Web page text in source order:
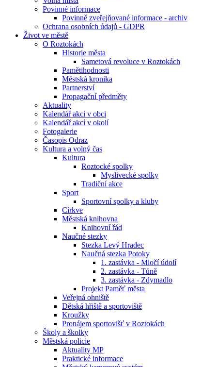
Povinné informace
Povinně zveřejňované informace - archiv
Ochrana osobních údajů - GDPR
Život ve městě
O Roztokách
Historie města
Sametová revoluce v Roztokách
Pamětihodnosti
Městská kronika
Partnerství
Propagační předměty
Aktuality
Kalendář akcí v obci
Kalendář akcí v okolí
Fotogalerie
Časopis Odraz
Kultura a volný čas
Kultura
Roztocké spolky
Myslivecké spolky
Tradiční akce
Sport
Sportovní spolky a kluby
Církve
Městská knihovna
Knihovní řád
Naučné stezky
Stezka Levý Hradec
Naučná stezka Potoky
1. zastávka - Mločí údolí
2. zastávka - Tůně
3. zastávka - Zdymadlo
Projekt Paměť města
Veřejná ohniště
Dětská hřiště a sportoviště
Kroužky
Pronájem sportovišť v Roztokách
Školy a školky
Městská policie
Aktuality MP
Praktické informace